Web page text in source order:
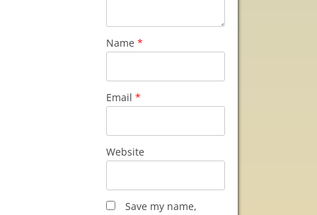
Name *
Email *
Website
Save my name,